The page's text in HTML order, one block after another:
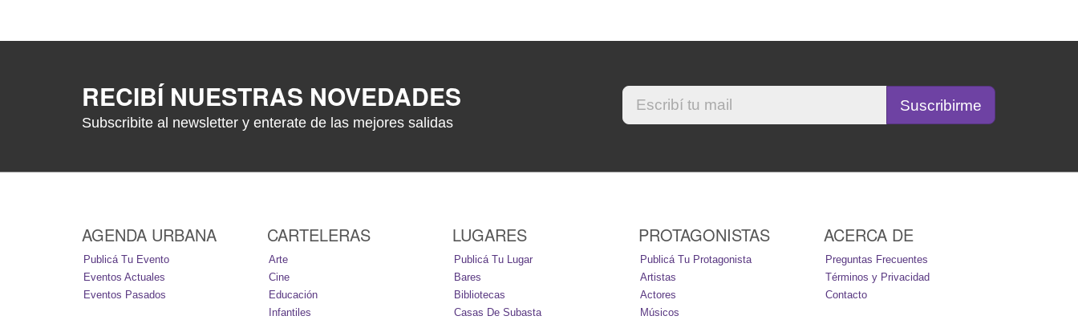
RECIBÍ NUESTRAS NOVEDADES
Subscribite al newsletter y enterate de las mejores salidas
AGENDA URBANA
Publicá Tu Evento
Eventos Actuales
Eventos Pasados
CARTELERAS
Arte
Cine
Educación
Infantiles
LUGARES
Publicá Tu Lugar
Bares
Bibliotecas
Casas De Subasta
PROTAGONISTAS
Publicá Tu Protagonista
Artistas
Actores
Músicos
ACERCA DE
Preguntas Frecuentes
Términos y Privacidad
Contacto